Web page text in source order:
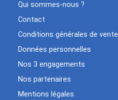
Qui sommes-nous ?
Contact
Conditions générales de vente
Données personnelles
Nos 3 engagements
Nos partenaires
Mentions légales